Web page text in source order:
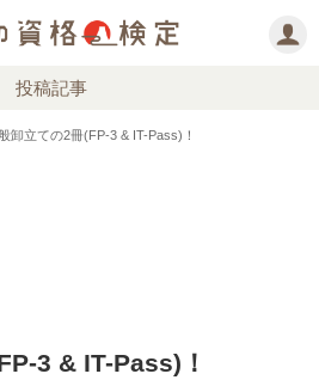
投稿記事
卸立ての2冊(FP-3 & IT-Pass)！
3 & IT-Pass)！